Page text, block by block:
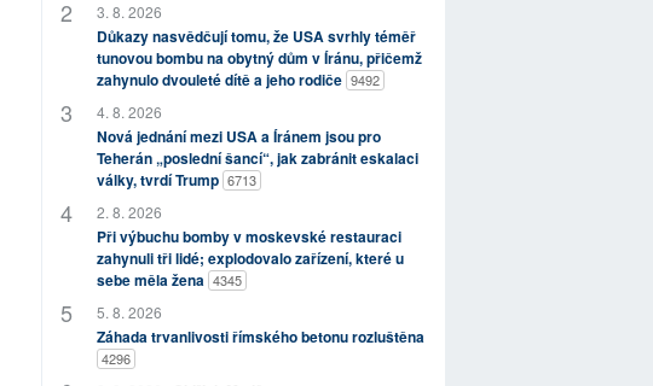
3. 8. 2026
Důkazy nasvědčují tomu, že USA svrhly téměř
tunovou bombu na obytný dům v Íránu, přičemž
zahynulo dvouleté dítě a jeho rodiče 9492
4. 8. 2026
Nová jednání mezi USA a Íránem jsou pro
Teherán „poslední šancí“, jak zabránit eskalaci
války, tvrdí Trump 6713
2. 8. 2026
Při výbuchu bomby v moskevské restauraci
zahynuli tři lidé; explodovalo zařízení, které u
sebe měla žena 4345
5. 8. 2026
Záhada trvanlivosti římského betonu rozluštěna
4296